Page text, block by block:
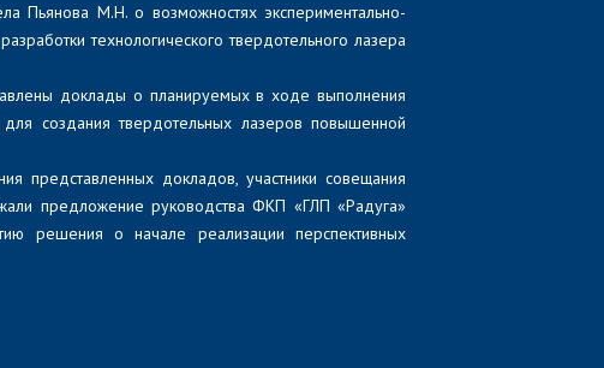
Пьянова М.Н. о возможностях экспериментально-
технологического твердотельного лазера
доклады о планируемых в ходе выполнения
создания твердотельных лазеров повышенной
представленных докладов, участники совещания
предложение руководства ФКП «ГЛП «Радуга»
решения о начале реализации перспективных